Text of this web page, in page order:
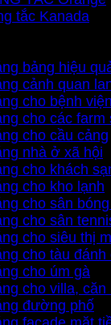
tắc Kanada
bảng hiệu
cảnh quan
cho bệnh viện
cho các farm
cho cầu cảng
nhà ở xã hội
cho khách
cho kho lạnh
cho sân
cho sân
cho siêu thị
cho tàu đánh
cho úm gà
cho villa, căn
đường phố